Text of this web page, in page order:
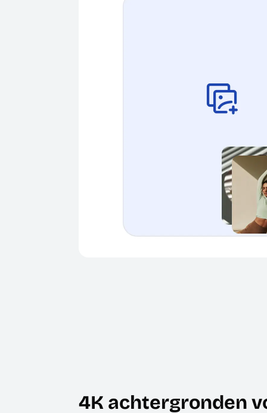
4K achtergronden